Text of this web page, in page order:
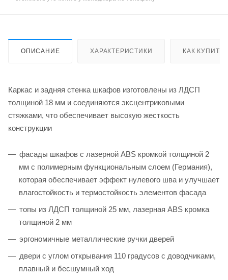
ОПИСАНИЕ ХАРАКТЕРИСТИКИ КАК КУПИТЬ
Каркас и задняя стенка шкафов изготовлены из ЛДСП
толщиной 18 мм и соединяются эксцентриковыми
стяжками, что обеспечивает высокую жесткость
конструкции
фасады шкафов с лазерной ABS кромкой толщиной 2
мм с полимерным функциональным слоем (Германия),
которая обеспечивает эффект нулевого шва и улучшает
влагостойкость и термостойкость элементов фасада
топы из ЛДСП толщиной 25 мм, лазерная ABS кромка
толщиной 2 мм
эргономичные металлические ручки дверей
двери с углом открывания 110 градусов с доводчиками,
плавный и бесшумный ход